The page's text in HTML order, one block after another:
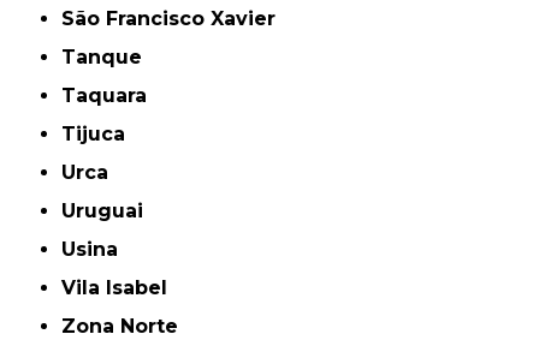
São Francisco Xavier
Tanque
Taquara
Tijuca
Urca
Uruguai
Usina
Vila Isabel
Zona Norte